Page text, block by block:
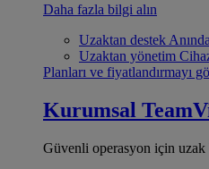
Daha fazla bilgi alın
Uzaktan destek
Uzaktan yönetim
Planları ve fiyatlandırmayı
Kurumsal
Güvenli operasyon için uzak